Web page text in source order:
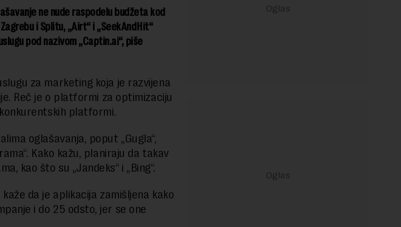
ne nude raspodelu budžeta kod
i Splitu, „Airt“ i „SeekAndHit“
pod nazivom „Captin.ai“, piše
za marketing koja je razvijena
Reč je o platformi za optimizaciju
platformi.
oglašavanja, poput „Gugla“,
Kako kažu, planiraju da takav
kao što su „Jandeks“ i „Bing“.
kaže da je aplikacija zamišljena kako
i do 25 odsto, jer se one